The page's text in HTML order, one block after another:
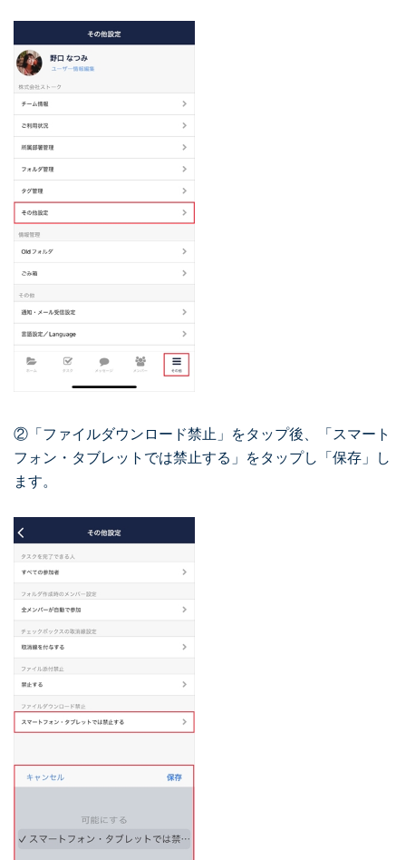
②「ファイルダウンロード禁止」をタップ後、「スマート
フォン・タブレットでは禁止する」をタップし「保存」し
ます。